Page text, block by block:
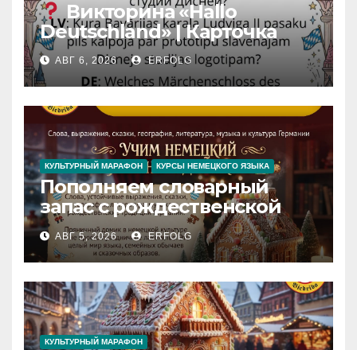
Викторина «Hallo
Deutschland» | Карточка
№46
Замок вдохновения
Iedvesmas pils / Schloss der
Inspiration
АВГ 6, 2026 ERFOLG
КУЛЬТУРНЫЙ МАРАФОН КУРСЫ НЕМЕЦКОГО ЯЗЫКА
Пополняем словарный
запас с рождественской
сказкой! Учим немецкий
вместе с Lebkuchenhaus
АВГ 5, 2026 ERFOLG
КУЛЬТУРНЫЙ МАРАФОН